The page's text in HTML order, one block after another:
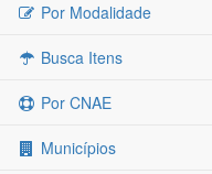
Por Modalidade
Busca Itens
Por CNAE
Municípios